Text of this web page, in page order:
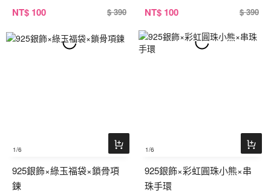
NT$ 100 $ 390 NT$ 100 $ 390
1/6
925銀飾×綠玉福袋×鎖骨項
鍊
1/6
925銀飾×彩虹圓珠小熊×串
珠手環